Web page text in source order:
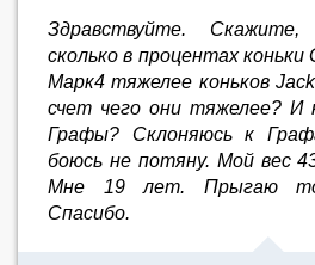
Здравствуйте.
сколько в процентах коньки
Марк4 тяжелее коньков
счет чего они тяжелее? И
Графы? Склоняюсь к
боюсь не потяну. Мой вес
Мне 19 лет. Прыгаю
Спасибо.